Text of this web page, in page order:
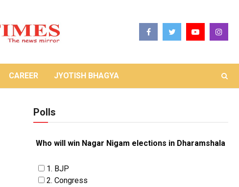
CAREER JYOTISH BHAGYA
Polls
Who will win Nagar Nigam elections in Dharamshala
1. BJP
2. Congress